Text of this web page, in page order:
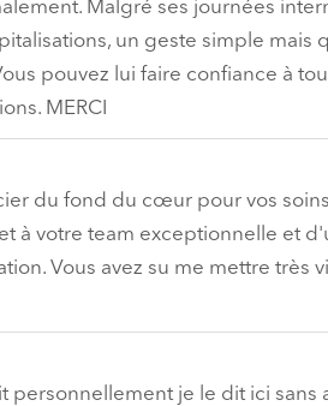
Malgré ses journées
un geste simple mais
pouvez lui faire confiance à
MERCI
du fond du cœur pour vos
à votre team exceptionnelle et
Vous avez su me mettre très
je le dit ici sans